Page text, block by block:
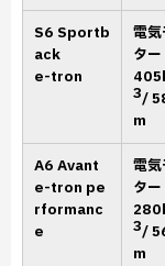
S6 Sportb
ack
e-tron
電
ター
3/
m
A6 Avant
e-tron pe
rformanc
e
電
ター
3/
m